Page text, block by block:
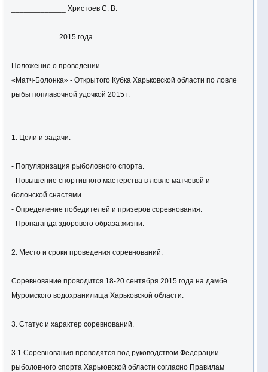
_____________ Христоев С. В.
___________ 2015 года
Положение о проведении
«Матч-Болонка» - Открытого Кубка Харьковской области по ловле
рыбы поплавочной удочкой 2015 г.
1. Цели и задачи.
- Популяризация рыболовного спорта.
- Повышение спортивного мастерства в ловле матчевой и
болонской снастями
- Определение победителей и призеров соревнования.
- Пропаганда здорового образа жизни.
2. Место и сроки проведения соревнований.
Соревнование проводится 18-20 сентября 2015 года на дамбе
Муромского водохранилища Харьковской области.
3. Статус и характер соревнований.
3.1 Соревнования проводятся под руководством Федерации
рыболовного спорта Харьковской области согласно Правилам